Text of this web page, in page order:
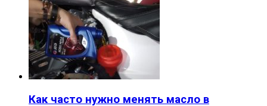
Как часто нужно менять масло в